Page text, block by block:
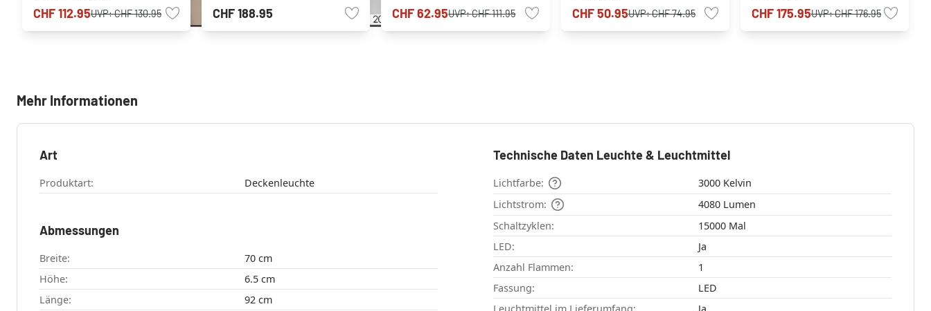
CHF 112.95UVP:CHF 130.95 CHF 188.95 CHF 62.95UVP:CHF 111.95 CHF 50.95UVP:CHF 74.95 CHF 175.95UVP:CHF 176.95
Mehr Informationen
Art
Produktart: Deckenleuchte
Abmessungen
Breite:
70 cm
Höhe:
6.5 cm
Länge:
92 cm
Technische Daten Leuchte & Leuchtmittel
Lichtfarbe:
3000 Kelvin
Lichtstrom:
4080 Lumen
Schaltzyklen:
15000 Mal
LED:
Ja
Anzahl Flammen:
1
Fassung:
LED